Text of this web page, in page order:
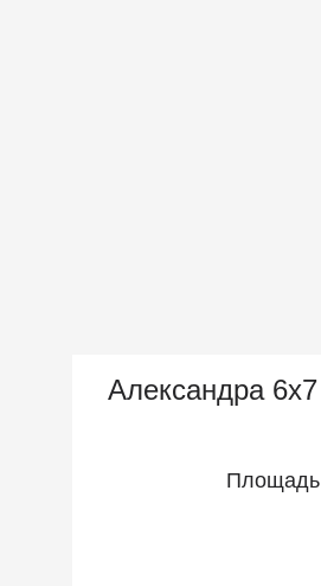
Александра 6х7
Площадь